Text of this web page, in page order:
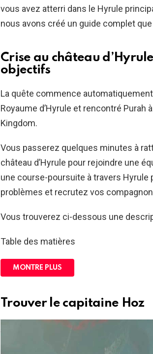
vous avez atterri dans le Hyrule
nous avons créé un guide complet
Crise au château
objectifs
La quête commence
Royaume d’Hyrule et rencontré Purah
Kingdom.
Vous passerez quelques minutes à
château d’Hyrule pour rejoindre une
une course-poursuite à travers
problèmes et recrutez vos
Vous trouverez ci-dessous une
Table des matières
MONTRE PLUS
Trouver le capitaine Hoz